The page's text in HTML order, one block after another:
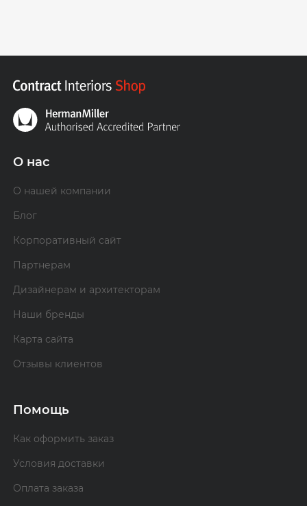
О нас
О нашей компании
Блог
Корпоративный сайт
Партнерам
Дизайнерам и архитекторам
Наши бренды
Карта сайта
Отзывы клиентов
Помощь
Как оформить заказ
Условия доставки
Оплата заказа